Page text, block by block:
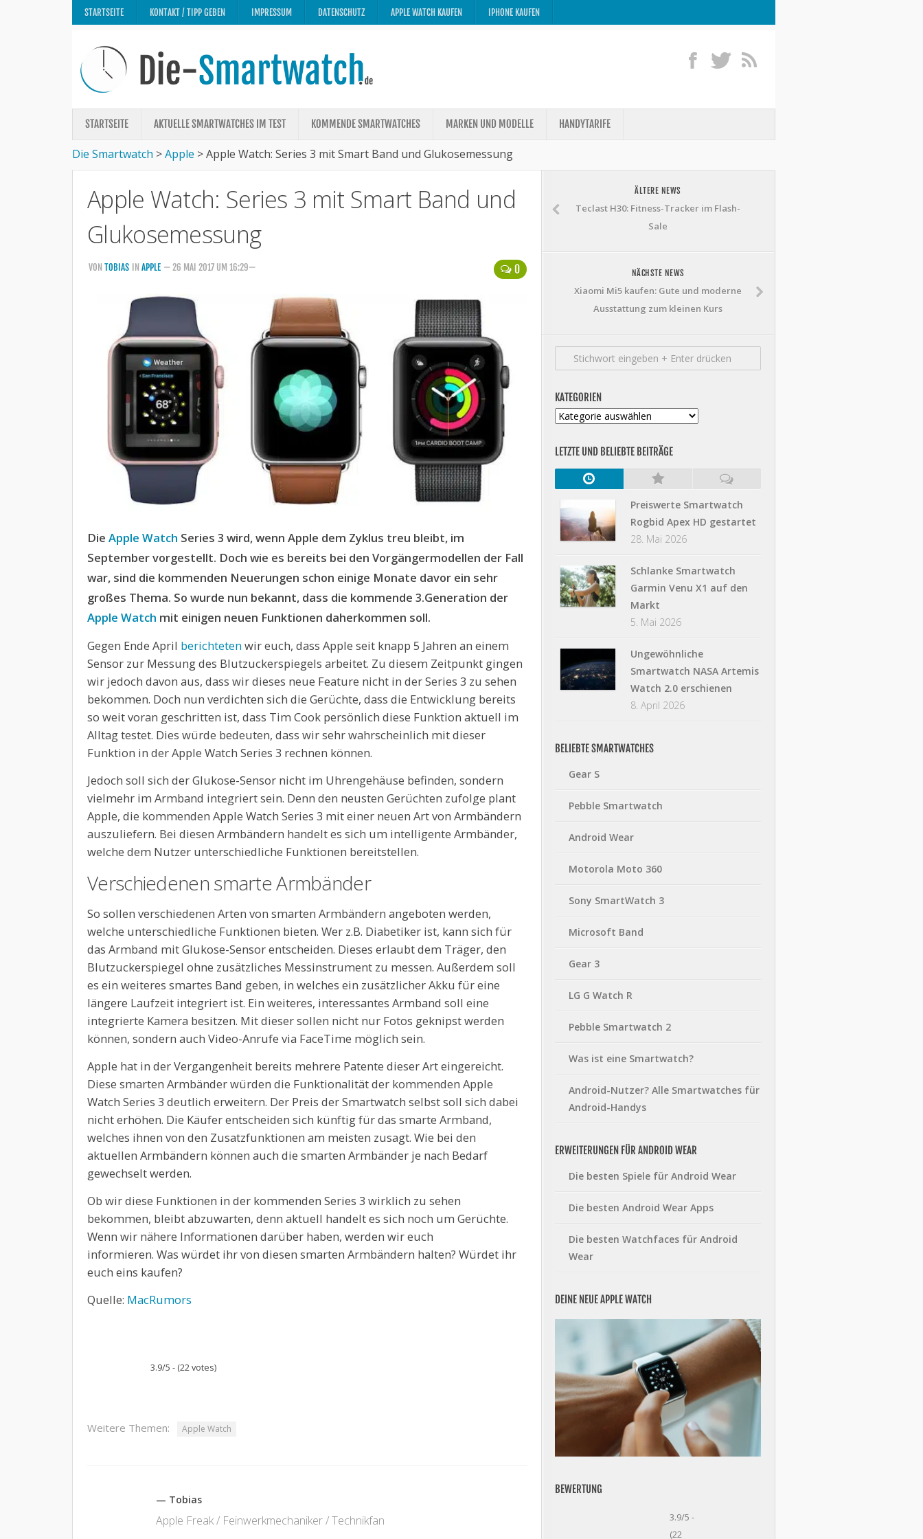
STARTSEITE KONTAKT / TIPP GEBEN IMPRESSUM DATENSCHUTZ APPLE WATCH KAUFEN IPHONE KAUFEN
STARTSEITE AKTUELLE SMARTWATCHES IM TEST KOMMENDE SMARTWATCHES MARKEN UND MODELLE HANDYTARIFE
Die Smartwatch >Apple >Apple Watch: Series 3 mit Smart Band und Glukosemessung
Apple Watch: Series 3 mit Smart Band und
Glukosemessung
0
VON TOBIAS IN APPLE — 26 MAI 2017 UM 16:29—
Die Apple Watch Series 3 wird, wenn Apple dem Zyklus treu bleibt, im
September vorgestellt. Doch wie es bereits bei den Vorgängermodellen der Fall
war, sind die kommenden Neuerungen schon einige Monate davor ein sehr
großes Thema. So wurde nun bekannt, dass die kommende 3.Generation der
Apple Watch mit einigen neuen Funktionen daherkommen soll.
Gegen Ende April berichtetenwir euch, dass Apple seit knapp 5 Jahren an einem
Sensor zur Messung des Blutzuckerspiegels arbeitet. Zu diesem Zeitpunkt gingen
wir jedoch davon aus, dass wir dieses neue Feature nicht in der Series 3 zu sehen
bekommen. Doch nun verdichten sich die Gerüchte, dass die Entwicklung bereits
so weit voran geschritten ist, dass Tim Cook persönlich diese Funktion aktuell im
Alltag testet. Dies würde bedeuten, dass wir sehr wahrscheinlich mit dieser
Funktion in der Apple Watch Series 3 rechnen können.
Jedoch soll sich der Glukose-Sensor nicht im Uhrengehäuse befinden, sondern
vielmehr im Armband integriert sein. Denn den neusten Gerüchten zufolge plant
Apple, die kommenden Apple Watch Series 3 mit einer neuen Art von Armbändern
auszuliefern. Bei diesen Armbändern handelt es sich um intelligente Armbänder,
welche dem Nutzer unterschiedliche Funktionen bereitstellen.
Verschiedenen smarte Armbänder
So sollen verschiedenen Arten von smarten Armbändern angeboten werden,
welche unterschiedliche Funktionen bieten. Wer z.B. Diabetiker ist, kann sich für
das Armband mit Glukose-Sensor entscheiden. Dieses erlaubt dem Träger, den
Blutzuckerspiegel ohne zusätzliches Messinstrument zu messen. Außerdem soll
es ein weiteres smartes Band geben, in welches ein zusätzlicher Akku für eine
längere Laufzeit integriert ist. Ein weiteres, interessantes Armband soll eine
integrierte Kamera besitzen. Mit dieser sollen nicht nur Fotos geknipst werden
können, sondern auch Video-Anrufe via FaceTime möglich sein.
Apple hat in der Vergangenheit bereits mehrere Patente dieser Art eingereicht.
Diese smarten Armbänder würden die Funktionalität der kommenden Apple
Watch Series 3 deutlich erweitern. Der Preis der Smartwatch selbst soll sich dabei
nicht erhöhen. Die Käufer entscheiden sich künftig für das smarte Armband,
welches ihnen von den Zusatzfunktionen am meisten zusagt. Wie bei den
aktuellen Armbändern können auch die smarten Armbänder je nach Bedarf
gewechselt werden.
Ob wir diese Funktionen in der kommenden Series 3 wirklich zu sehen
bekommen, bleibt abzuwarten, denn aktuell handelt es sich noch um Gerüchte.
Wenn wir nähere Informationen darüber haben, werden wir euch
informieren. Was würdet ihr von diesen smarten Armbändern halten? Würdet ihr
euch eins kaufen?
Quelle: MacRumors
3.9/5 - (22 votes)
Weitere Themen: Apple Watch
— Tobias
Apple Freak / Feinwerkmechaniker / Technikfan
ÄLTERE NEWS
Teclast H30: Fitness-Tracker im Flash-
Sale
NÄCHSTE NEWS
Xiaomi Mi5 kaufen: Gute und moderne
Ausstattung zum kleinen Kurs
KATEGORIEN
Kategorien
LETZTE UND BELIEBTE BEITRÄGE
Preiswerte Smartwatch
Rogbid Apex HD gestartet
28. Mai 2026
Schlanke Smartwatch
Garmin Venu X1 auf den
Markt
5. Mai 2026
Ungewöhnliche
Smartwatch NASA Artemis
Watch 2.0 erschienen
8. April 2026
BELIEBTE SMARTWATCHES
Gear S
Pebble Smartwatch
Android Wear
Motorola Moto 360
Sony SmartWatch 3
Microsoft Band
Gear 3
LG G Watch R
Pebble Smartwatch 2
Was ist eine Smartwatch?
Android-Nutzer? Alle Smartwatches für
Android-Handys
ERWEITERUNGEN FÜR ANDROID WEAR
Die besten Spiele für Android Wear
Die besten Android Wear Apps
Die besten Watchfaces für Android
Wear
DEINE NEUE APPLE WATCH
BEWERTUNG
3.9/5 -
(22